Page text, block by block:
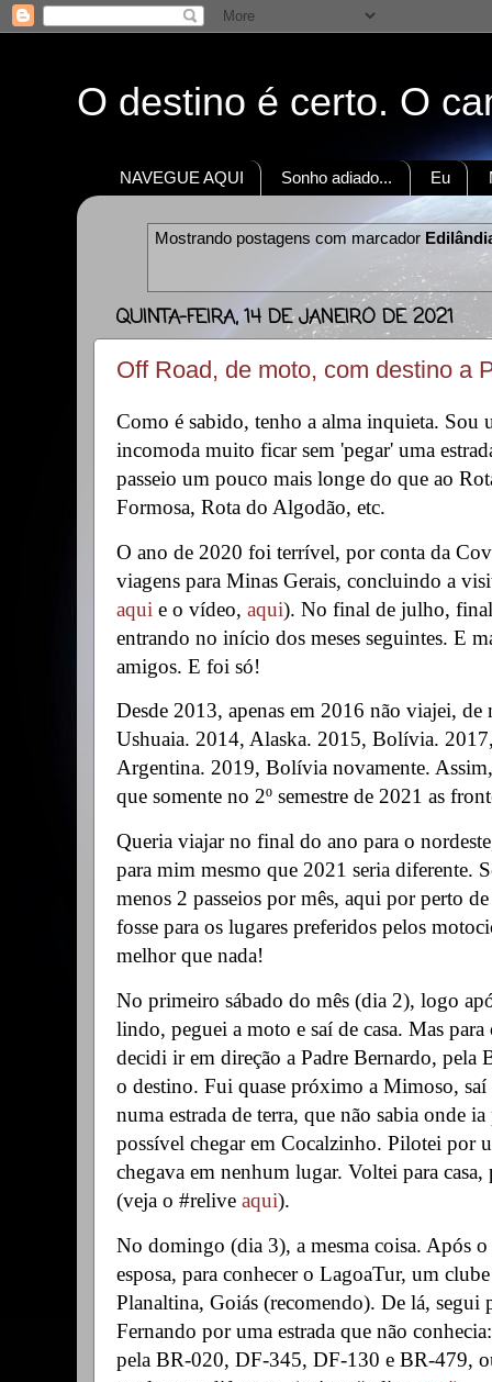
O destino é certo. O
NAVEGUE AQUI Sonho adiado... Eu
Mostrando postagens com marcador
QUINTA-FEIRA, 14 DE JANEIRO DE 2021
Off Road, de moto, com destino a
Como é sabido, tenho a alma inquieta. Sou
incomoda muito ficar sem 'pegar' uma
passeio um pouco mais longe do que ao
Formosa, Rota do Algodão, etc.
O ano de 2020 foi terrível, por conta da
viagens para Minas Gerais, concluindo a
aqui e o vídeo, aqui). No final de julho,
entrando no início dos meses seguintes. E
amigos. E foi só!
Desde 2013, apenas em 2016 não viajei,
Ushuaia. 2014, Alaska. 2015, Bolívia.
Argentina. 2019, Bolívia novamente.
que somente no 2º semestre de 2021 as
Queria viajar no final do ano para o
para mim mesmo que 2021 seria diferente.
menos 2 passeios por mês, aqui por perto
fosse para os lugares preferidos pelos
melhor que nada!
No primeiro sábado do mês (dia 2), logo
lindo, peguei a moto e saí de casa. Mas
decidi ir em direção a Padre Bernardo,
o destino. Fui quase próximo a Mimoso,
numa estrada de terra, que não sabia onde
possível chegar em Cocalzinho. Pilotei por
chegava em nenhum lugar. Voltei para
(veja o #relive aqui).
No domingo (dia 3), a mesma coisa. Após o
esposa, para conhecer o LagoaTur, um
Planaltina, Goiás (recomendo). De lá, segui
Fernando por uma estrada que não
pela BR-020, DF-345, DF-130 e BR-479,